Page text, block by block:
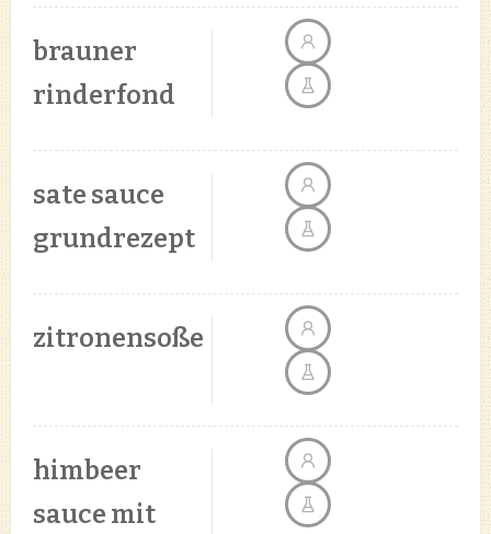
brauner
rinderfond
sate sauce
grundrezept
zitronensoße
himbeer
sauce mit